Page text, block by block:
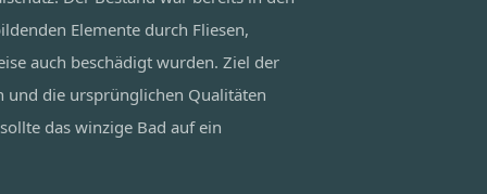
Elemente durch Fliesen,
auch beschädigt wurden. Ziel der
und die ursprünglichen Qualitäten
das winzige Bad auf ein